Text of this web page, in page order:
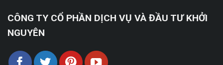
CÔNG TY CỔ PHẦN DỊCH VỤ VÀ ĐẦU TƯ KHỞI
NGUYÊN